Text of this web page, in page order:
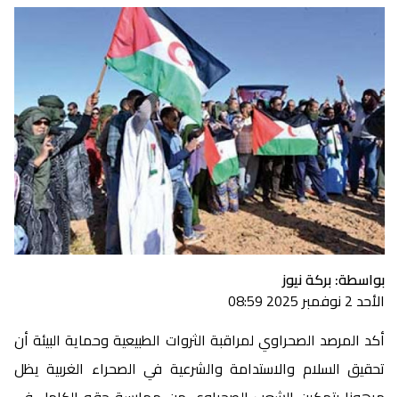
بواسطة: بركة نيوز
الأحد 2 نوفمبر 2025 08:59
أكد المرصد الصحراوي لمراقبة الثروات الطبيعية وحماية البيئة أن
تحقيق السلام والاستدامة والشرعية في الصحراء الغربية يظل